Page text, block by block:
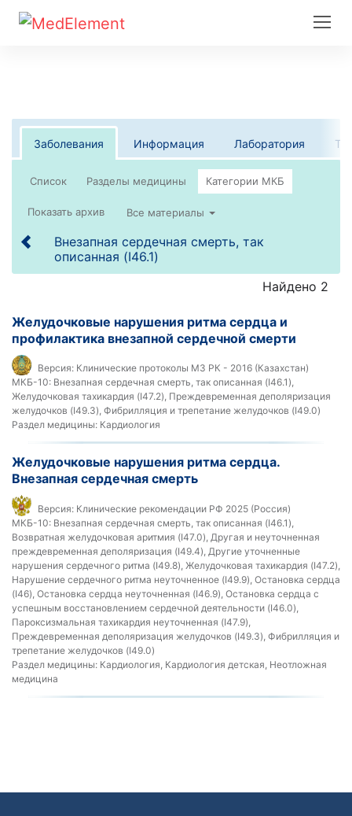
Заболевания Информация Лаборатория
Список
Все материалы
Внезапная сердечная смерть, так
описанная (I46.1)
Найдено 2
Желудочковые нарушения ритма сердца и
профилактика внезапной сердечной смерти
Версия: Клинические протоколы МЗ РК - 2016 (Казахстан)
МКБ-10: Внезапная сердечная смерть, так описанная (I46.1),
Желудочковая тахикардия (I47.2), Преждевременная деполяризация
желудочков (I49.3), Фибрилляция и трепетание желудочков (I49.0)
Раздел медицины: Кардиология
Желудочковые нарушения ритма сердца.
Внезапная сердечная смерть
Версия: Клинические рекомендации РФ 2025 (Россия)
МКБ-10: Внезапная сердечная смерть, так описанная (I46.1),
Возвратная желудочковая аритмия (I47.0), Другая и неуточненная
преждевременная деполяризация (I49.4), Другие уточненные
нарушения сердечного ритма (I49.8), Желудочковая тахикардия (I47.2),
Нарушение сердечного ритма неуточненное (I49.9), Остановка сердца
(I46), Остановка сердца неуточненная (I46.9), Остановка сердца с
успешным восстановлением сердечной деятельности (I46.0),
Пароксизмальная тахикардия неуточненная (I47.9),
Преждевременная деполяризация желудочков (I49.3), Фибрилляция и
трепетание желудочков (I49.0)
Раздел медицины: Кардиология, Кардиология детская, Неотложная
медицина